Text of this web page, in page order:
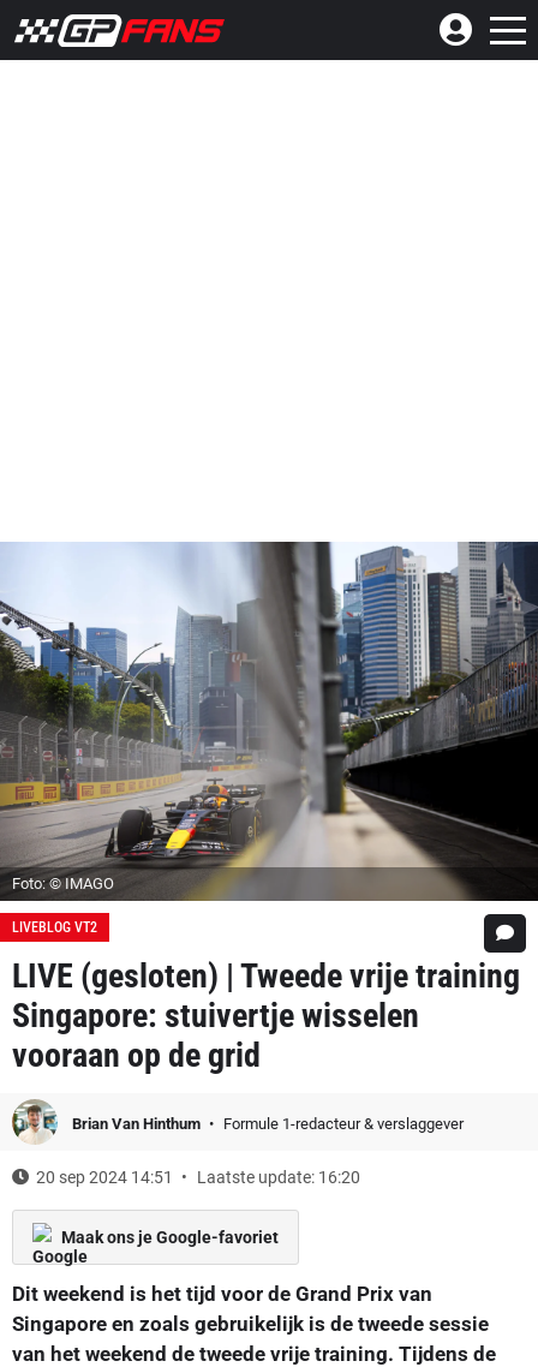
Foto: © IMAGO
LIVEBLOG VT2
LIVE (gesloten) | Tweede vrije training
Singapore: stuivertje wisselen
vooraan op de grid
Brian Van Hinthum Formule 1-redacteur & verslaggever
20 sep 2024 14:51 Laatste update: 16:20
Maak ons je Google-favoriet
Dit weekend is het tijd voor de Grand Prix van
Singapore en zoals gebruikelijk is de tweede sessie
van het weekend de tweede vrije training. Tijdens de